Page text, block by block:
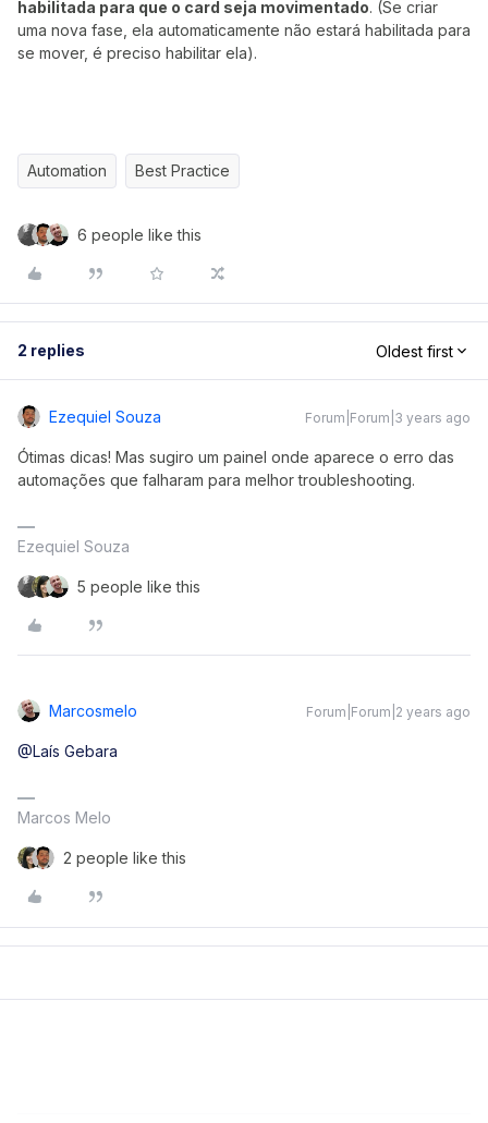
habilitada para que o card seja movimentado. (Se criar
uma nova fase, ela automaticamente não estará habilitada para
se mover, é preciso habilitar ela).
Automation Best Practice
6 people like this
2 replies Oldest first
Ezequiel Souza Forum|Forum|3 years ago
Ótimas dicas! Mas sugiro um painel onde aparece o erro das
automações que falharam para melhor troubleshooting.
Ezequiel Souza
5 people like this
Marcosmelo Forum|Forum|2 years ago
@Laís Gebara
Marcos Melo
2 people like this